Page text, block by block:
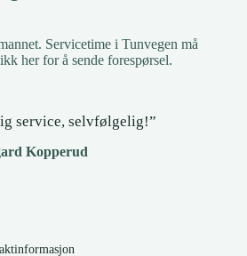
Servicetime i Tunvegen må
her for å sende forespørsel.
service, selvfølgelig!”
Kopperud